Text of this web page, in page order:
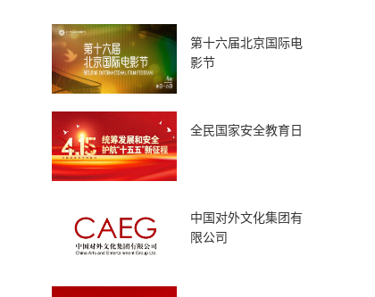
第十六届北京国际电
影节
全民国家安全教育日
中国对外文化集团有
限公司